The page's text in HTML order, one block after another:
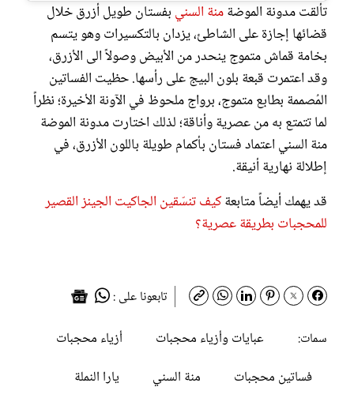
تألقت مدونة الموضةمنة السني بفستان طويل أزرق خلال
قضائها إجازة على الشاطئ، يزدان بالتكسيرات وهو يتسم
بخامة قماش متموج ينحدر من الأبيض وصولاً الى الأزرق،
وقد اعتمرت قبعة بلون البيج على رأسها. حظيت الفساتين
المُصممة بطابع متموج، برواج ملحوظ في الآونة الأخيرة؛ نظراً
لما تتمتع به من عصرية وأناقة؛ لذلك اختارت مدونة الموضة
منة السني اعتماد فستان بأكمام طويلة باللون الأزرق، في
إطلالة نهارية أنيقة.
قد يهمك أيضاً متابعةكيف تنسّقين الجاكيت الجينز القصير
للمحجبات بطريقة عصرية؟
تابعونا على :
سمات:
عبايات وأزياء محجبات
أزياء محجبات
فساتين محجبات
منة السني
يارا النملة